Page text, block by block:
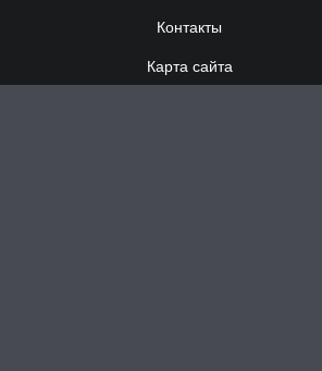
Контакты
Карта сайта